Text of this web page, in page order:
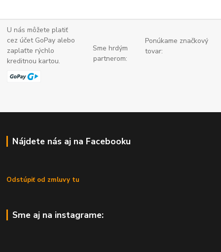
U nás môžete platiť
cez účet GoPay alebo
zaplaťte rýchlo
kreditnou kartou.
Sme hrdým
partnerom:
Ponúkame značkový
tovar:
Nájdete nás aj na Facebooku
Odstúpiť od zmluvy tu
Sme aj na instagrame: